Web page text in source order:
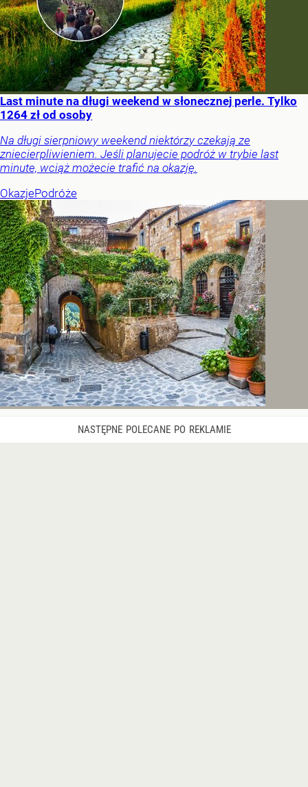
Last minute na długi weekend w słonecznej perle. Tylko
1264 zł od osoby
Na długi sierpniowy weekend niektórzy czekają ze
zniecierpliwieniem. Jeśli planujecie podróż w trybie last
minute, wciąż możecie trafić na okazję.
OkazjePodróże